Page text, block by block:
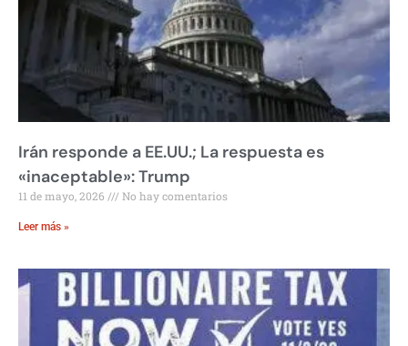
Irán responde a EE.UU.; La respuesta es
«inaceptable»: Trump
11 de mayo, 2026 No hay comentarios
Leer más »